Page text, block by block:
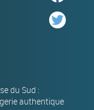
du Sud :
authentique